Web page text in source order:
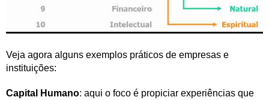
Veja agora alguns exemplos práticos de empresas e
instituições:
Capital Humano: aqui o foco é propiciar experiências que